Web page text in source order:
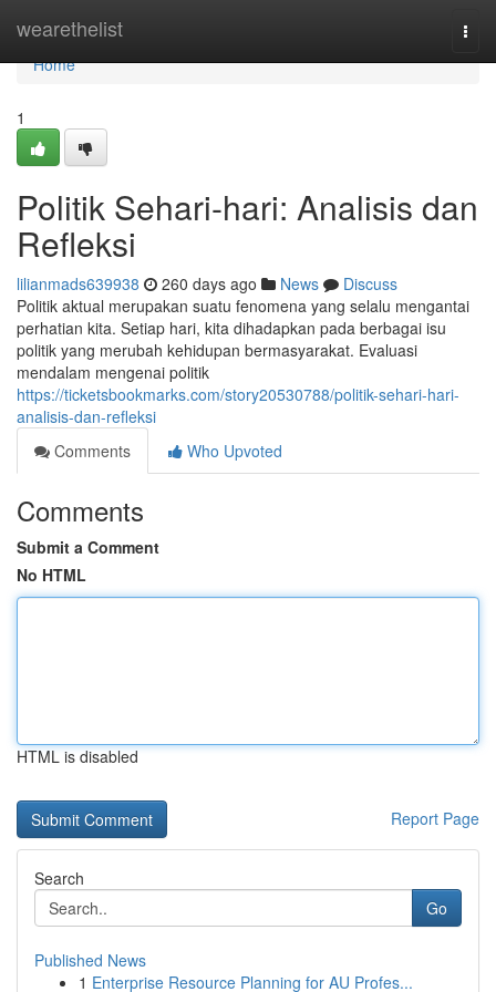
wearethelist
Home
Home
1
Politik Sehari-hari: Analisis dan
Refleksi
lilianmads639938 260 days ago News
Discuss
Politik aktual merupakan suatu fenomena yang selalu mengantai
perhatian kita. Setiap hari, kita dihadapkan pada berbagai isu
politik yang merubah kehidupan bermasyarakat. Evaluasi
mendalam mengenai politik
https://ticketsbookmarks.com/story20530788/politik-sehari-hari-
analisis-dan-refleksi
Comments
Who Upvoted
Comments
Submit a Comment
No HTML
HTML is disabled
Report Page
Search
Go
Published News
1 Enterprise Resource Planning for AU Profes...